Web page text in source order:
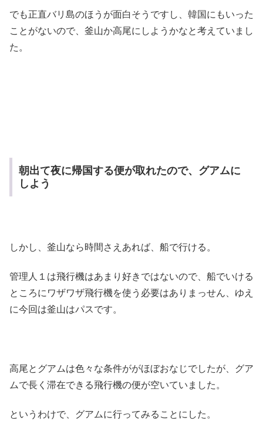
でも正直バリ島のほうが面白そうですし、韓国にもいった
ことがないので、釜山か高尾にしようかなと考えていまし
た。
朝出て夜に帰国する便が取れたので、グアムに
しよう
しかし、釜山なら時間さえあれば、船で行ける。
管理人１は飛行機はあまり好きではないので、船でいける
ところにワザワザ飛行機を使う必要はありまっせん、ゆえ
に今回は釜山はパスです。
高尾とグアムは色々な条件ががほぼおなじでしたが、グア
ムで長く滞在できる飛行機の便が空いていました。
というわけで、グアムに行ってみることにした。